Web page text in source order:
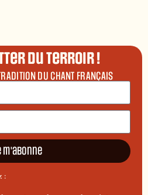
du terroir !
DU CHANT FRANÇAIS
m'abonne
: